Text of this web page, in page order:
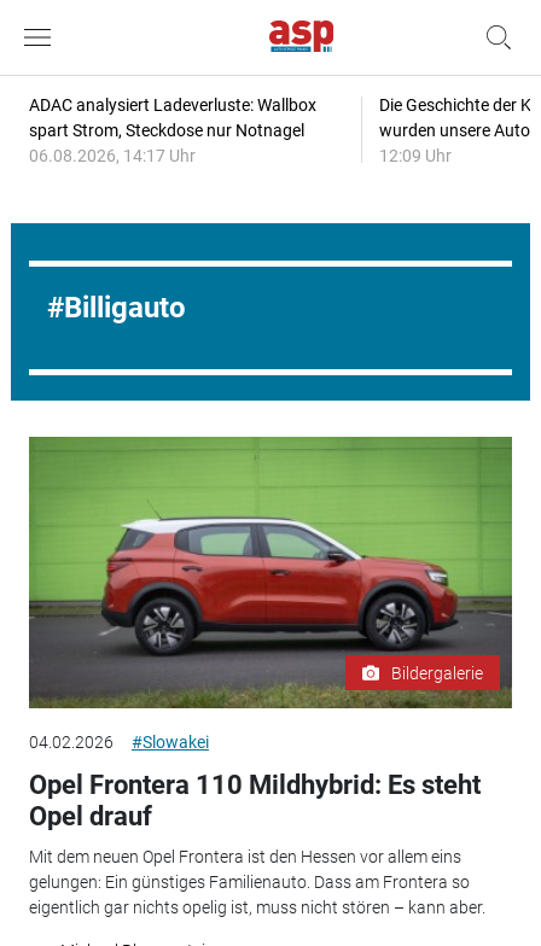
ADAC analysiert Ladeverluste: Wallbox
spart Strom, Steckdose nur Notnagel
06.08.2026, 14:17 Uhr
Die Geschichte der
wurden unsere
12:09 Uhr
Billigauto
Bildergalerie
04.02.2026 #Slowakei
Opel Frontera 110 Mildhybrid: Es steht
Opel drauf
Mit dem neuen Opel Frontera ist den Hessen vor allem eins
gelungen: Ein günstiges Familienauto. Dass am Frontera so
eigentlich gar nichts opelig ist, muss nicht stören – kann aber.